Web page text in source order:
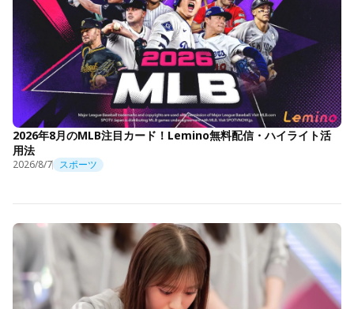
2026年8月のMLB注目カード！Lemino無料配信・ハイライト活
用法
2026/8/7 スポーツ